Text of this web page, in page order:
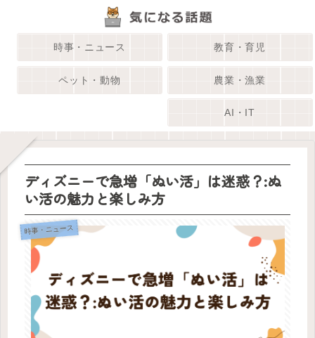
時事・ニュース 教育・育児
ペット・動物 農業・漁業
AI・IT
ディズニーで急増「ぬい活」は迷惑？:ぬ
い活の魅力と楽しみ方
時事・ニュース